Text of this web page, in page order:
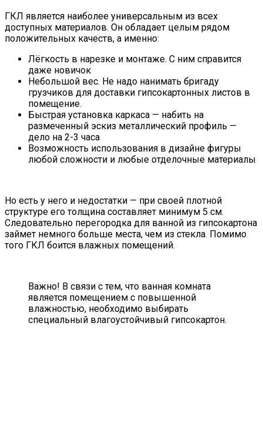
ГКЛ является наиболее универсальным из всех
доступных материалов. Он обладает целым рядом
положительных качеств, а именно:
Лёгкость в нарезке и монтаже. С ним справится
даже новичок
Небольшой вес. Не надо нанимать бригаду
грузчиков для доставки гипсокартонных листов в
помещение.
Быстрая установка каркаса — набить на
размеченный эскиз металлический профиль —
дело на 2-3 часа
Возможность использования в дизайне фигуры
любой сложности и любые отделочные материалы
Но есть у него и недостатки — при своей плотной
структуре его толщина составляет минимум 5 см.
Следовательно перегородка для ванной из гипсокартона
займет немного больше места, чем из стекла. Помимо
того ГКЛ боится влажных помещений.
Важно! В связи с тем, что ванная комната
является помещением с повышенной
влажностью, необходимо выбирать
специальный влагоустойчивый гипсокартон.